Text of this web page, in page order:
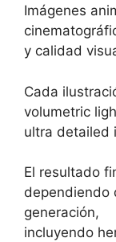
Imágenes
y calidad
Cada
volumetric
ultra detailed
El resultado
dependiendo
generación,
incluyendo